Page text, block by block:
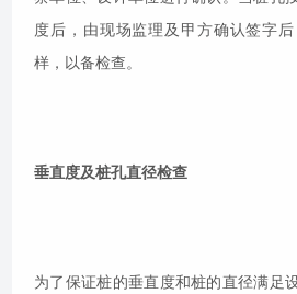
度后，由现场监理及甲方确认签字
样，以备检查。
垂直度及桩孔直径检查
为了保证桩的垂直度和桩的直径满足